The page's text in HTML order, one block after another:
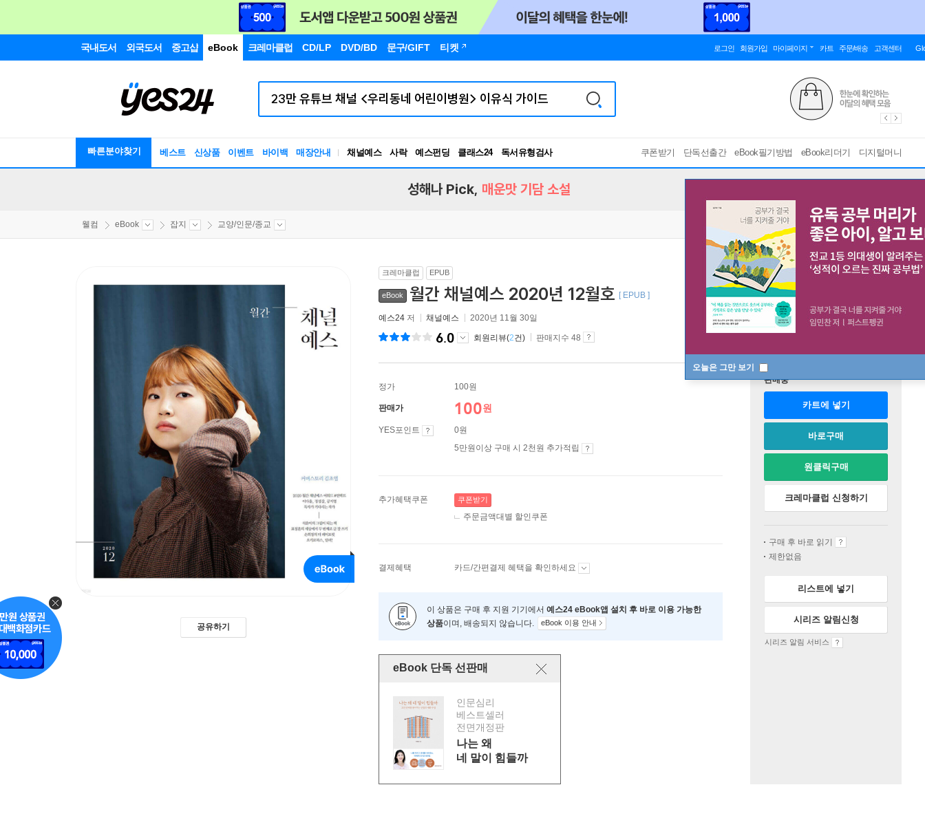
국내도서 외국도서 중고샵 eBook 크레마클럽 CD/LP DVD/BD 문구/GIFT 티켓 로그인 회원가입 마이페이지 카트 주문/배송 고객센터
빠른분야찾기 베스트 신상품 이벤트 바이백 매장안내 채널예스 사락 예스펀딩 클래스24
RBTI Lab
독서유형검사
쿠폰받기 단독선출간 eBook필기방법 eBook리더기 디지털머니
오늘은 그만 보기
성해나 Pick, 매운맛 기담 소설
웰컴 eBook 잡지 교양/인문/종교
공유하기
크레마클럽 EPUB
eBook 월간 채널예스 2020년 12월호 [ EPUB ]
예스24 저 채널예스 2020년 11월 30일
6.0 회원리뷰(2건) 판매지수 48
정가 100원
판매가 100원
YES포인트
0원
5만원이상 구매 시 2천원 추가적립
추가혜택쿠폰 쿠폰받기
주문금액대별 할인쿠폰
결제혜택 카드/간편결제 혜택을 확인하세요
이 상품은 구매 후 지원 기기에서 예스24 eBook앱 설치 후 바로 이용 가능한
상품이며, 배송되지 않습니다. eBook 이용 안내
eBook 단독 선판매
인문심리
베스트셀러
전면개정판
나는 왜
네 말이 힘들까
판매중
카트에 넣기
바로구매
원클릭구매
크레마클럽 신청하기
구매 후 바로 읽기
제한없음
리스트에 넣기
시리즈 알림신청
시리즈 알림 서비스